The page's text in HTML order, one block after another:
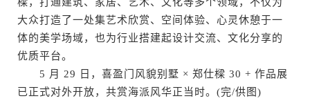
大众打造了一处集艺术欣赏、空间体验、心灵休憩于一
体的美学场域，也为行业搭建起设计交流、文化分享的
优质平台。
5 月 29 日，喜盈门风貌别墅 × 郑仕樑 30 + 作品展
已正式对外开放，共赏海派风华正当时。(完/供图)